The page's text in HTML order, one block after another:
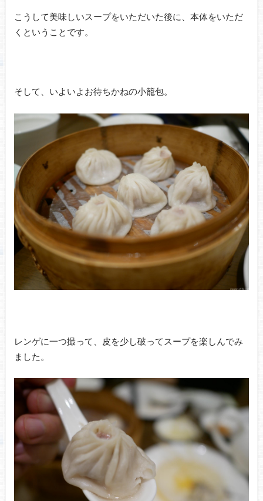
こうして美味しいスープをいただいた後に、本体をいただ
くということです。
そして、いよいよお待ちかねの小籠包。
レンゲに一つ撮って、皮を少し破ってスープを楽しんでみ
ました。